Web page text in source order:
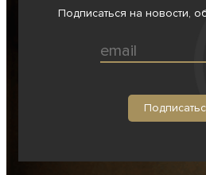
Подписаться на новости,